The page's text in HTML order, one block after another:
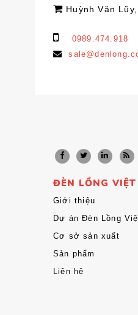
Huỳnh Văn
0989.474.918
ĐÈN LỒNG VIỆT
Giới thiệu
Dự án Đèn Lồng
Cơ sở sản xuất
Sản phẩm
Liên hệ